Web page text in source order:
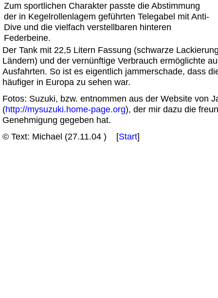
Zum sportlichen Charakter passte die Abstimmung
der in Kegelrollenlagem geführten Telegabel mit Anti-
Dive und die vielfach verstellbaren hinteren
Federbeine.
Der Tank mit 22,5 Litern Fassung (schwarze
Ländern) und der vernünftige Verbrauch ermöglichte
Ausfahrten. So ist es eigentlich jammerschade, dass
häufiger in Europa zu sehen war.
Fotos: Suzuki, bzw. entnommen aus der Website von
(http://mysuzuki.home-page.org), der mir dazu die
Genehmigung gegeben hat.
© Text: Michael (27.11.04 ) [Start]